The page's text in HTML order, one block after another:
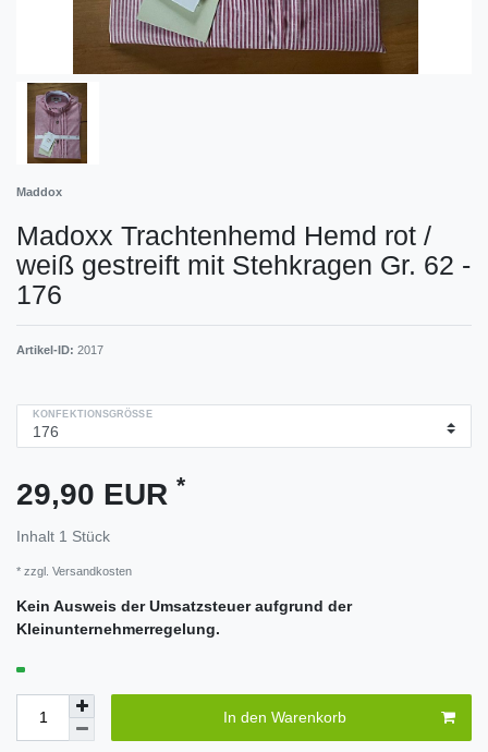
Maddox
Madoxx Trachtenhemd Hemd rot /
weiß gestreift mit Stehkragen Gr. 62 -
176
Artikel-ID: 2017
KONFEKTIONSGRÖSSE
29,90 EUR *
Inhalt 1 Stück
* zzgl. Versandkosten
Kein Ausweis der Umsatzsteuer aufgrund der
Kleinunternehmerregelung.
In den Warenkorb